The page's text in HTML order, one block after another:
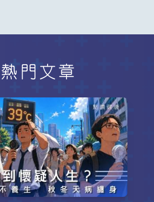
熱門文章